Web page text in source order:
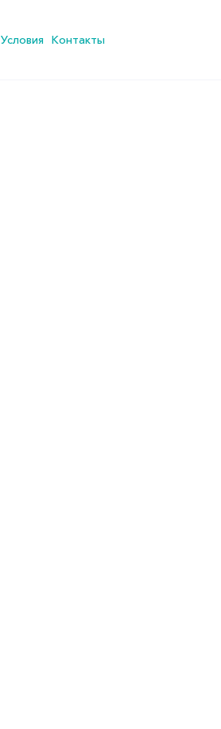
Условия Контакты